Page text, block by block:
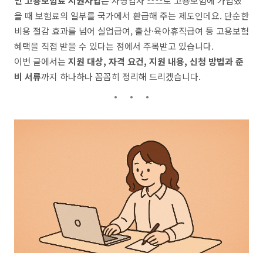
을 때 보험료의 일부를 국가에서 환급해 주는 제도인데요. 단순한
비용 절감 효과를 넘어 실업급여, 출산·육아휴직급여 등 고용보험
혜택을 직접 받을 수 있다는 점에서 주목받고 있습니다.
이번 글에서는 지원 대상, 자격 요건, 지원 내용, 신청 방법과 준
비 서류까지 하나하나 꼼꼼히 정리해 드리겠습니다.